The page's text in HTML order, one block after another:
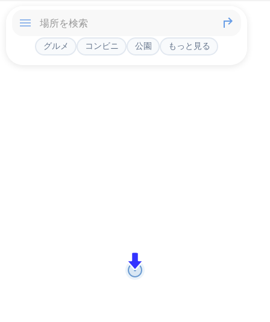
グルメ コンビニ 公園 もっと見る